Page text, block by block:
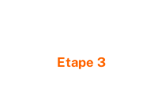
Etape 3